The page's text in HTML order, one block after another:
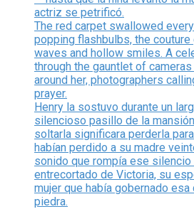
actriz se petrificó.
The red carpet swallowed
popping flashbulbs, the
waves and hollow smiles. A
through the gauntlet of
around her, photographers
prayer.
Henry la sostuvo durante un
silencioso pasillo de la
soltarla significara perderla
habían perdido a su madre
sonido que rompía ese silencio
entrecortado de Victoria, su
mujer que había gobernado
piedra.